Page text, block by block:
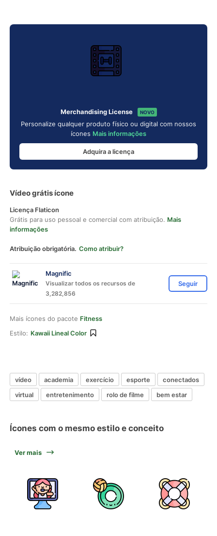
Merchandising License NOVO
Personalize qualquer produto físico ou digital com nossos
ícones Mais informações
Adquira a licença
Vídeo grátis ícone
Licença Flaticon
Grátis para uso pessoal e comercial com atribuição. Mais
informações
Atribuição obrigatória. Como atribuir?
Magnific
Visualizar todos os recursos de
3,282,856
Seguir
Mais ícones do pacote Fitness
Estilo: Kawaii Lineal Color
vídeo academia exercício esporte
conectados
virtual
entretenimento rolo de filme bem estar
Ícones com o mesmo estilo e conceito
Ver mais